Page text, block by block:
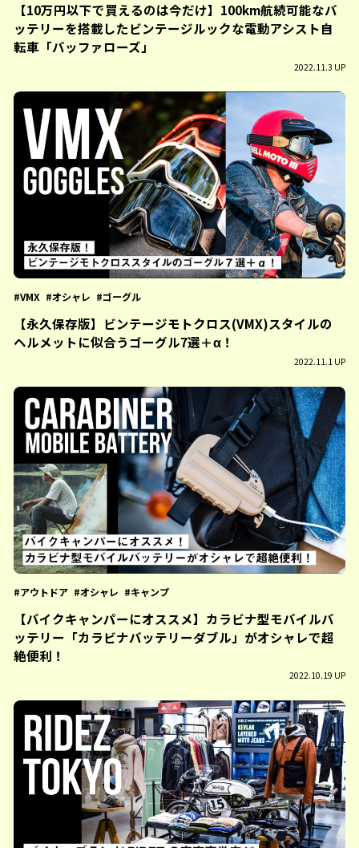
【10万円以下で買えるのは今だけ】100km航続可能なバ
ッテリーを搭載したビンテージルックな電動アシスト自
転車「バッファローズ」
2022.11.3 UP
VMX オシャレ ゴーグル
【永久保存版】ビンテージモトクロス(VMX)スタイルの
ヘルメットに似合うゴーグル7選＋α！
2022.11.1 UP
アウトドア オシャレ キャンプ
【バイクキャンパーにオススメ】カラビナ型モバイルバ
ッテリー「カラビナバッテリーダブル」がオシャレで超
絶便利！
2022.10.19 UP